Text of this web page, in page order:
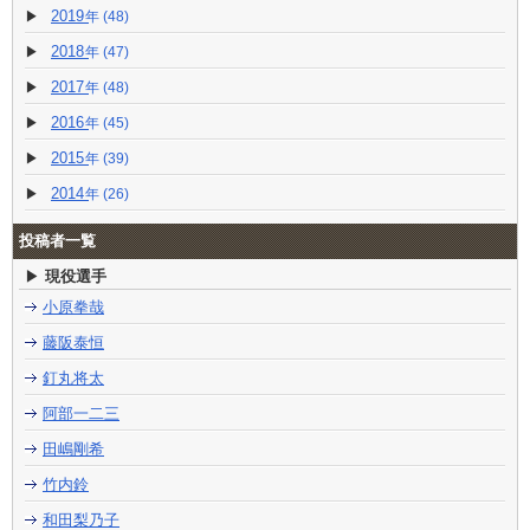
2019 (48)
2018 (47)
2017 (48)
2016 (45)
2015 (39)
2014 (26)
投稿者一覧
現役選手
小原拳哉
藤阪泰恒
釘丸将太
阿部一二三
田嶋剛希
竹内鈴
和田梨乃子